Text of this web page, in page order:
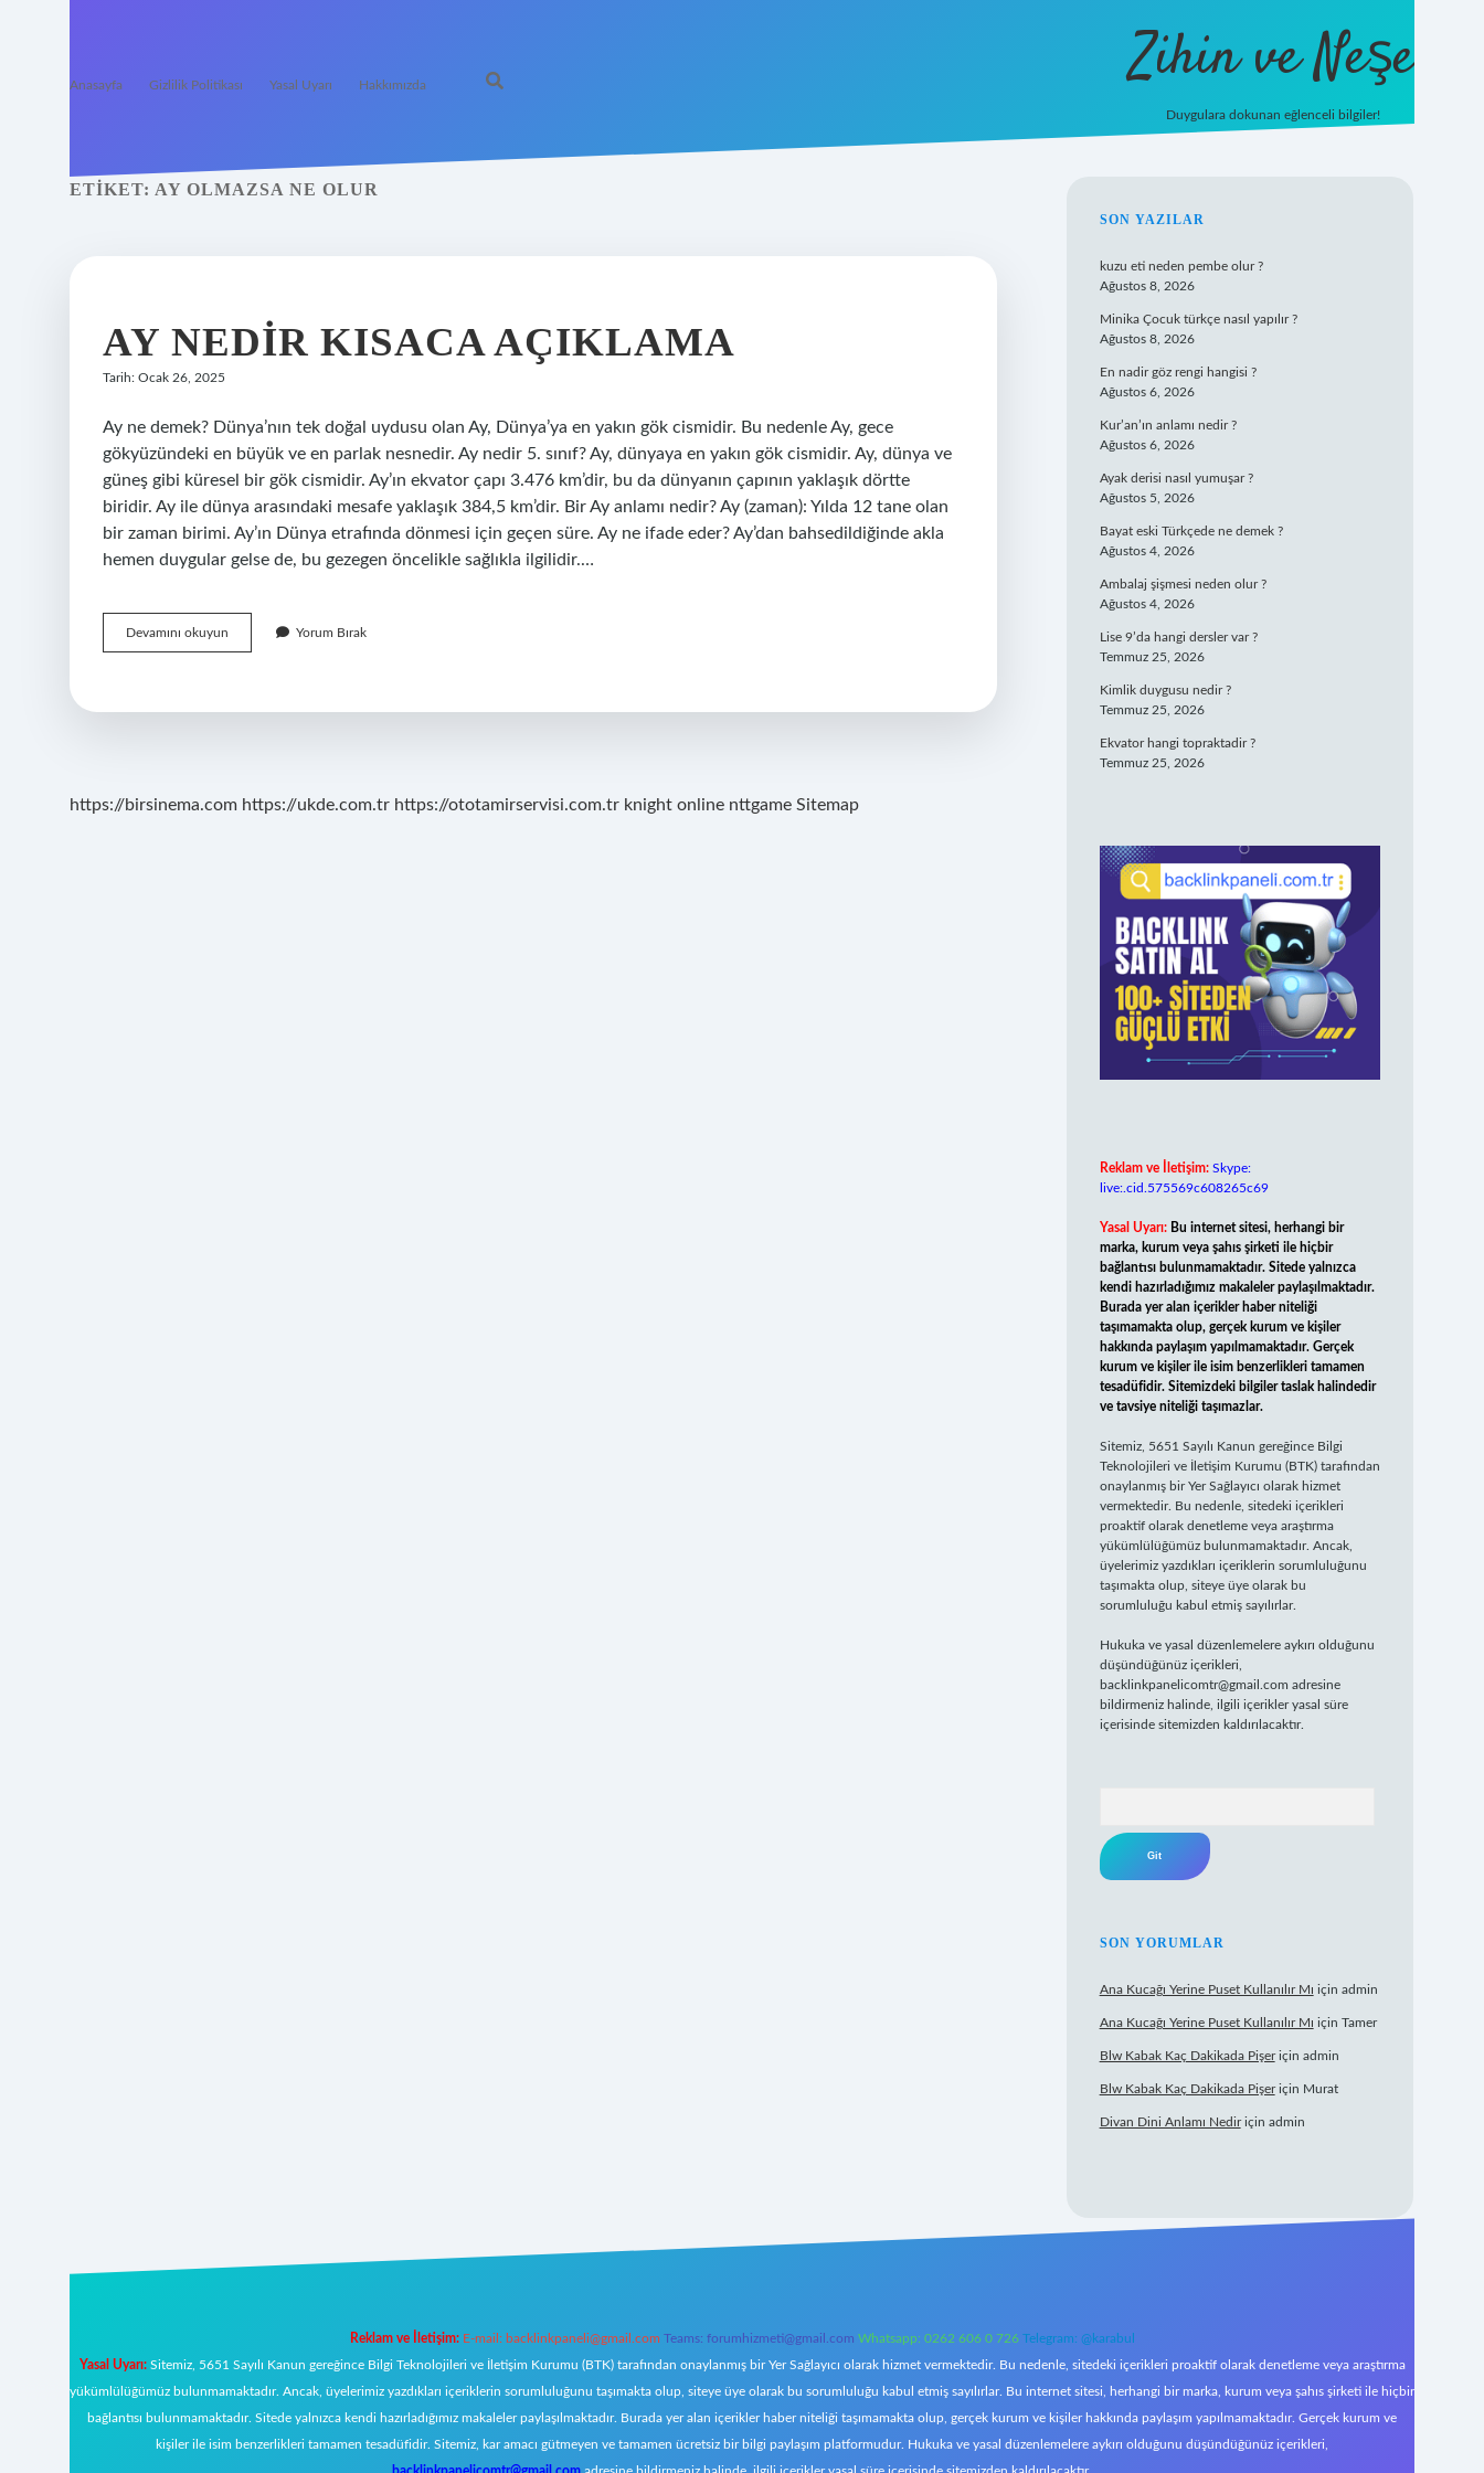
Anasayfa Gizlilik Politikası Yasal Uyarı Hakkımızda Zihin ve Neşe
Duygulara dokunan eğlenceli bilgiler!
ETIKET: AY OLMAZSA NE OLUR
AY NEDIR KISACA AÇIKLAMA
Tarih: Ocak 26, 2025
Ay ne demek? Dünya’nın tek doğal uydusu olan Ay, Dünya’ya en yakın gök cismidir. Bu nedenle Ay, gece
gökyüzündeki en büyük ve en parlak nesnedir. Ay nedir 5. sınıf? Ay, dünyaya en yakın gök cismidir. Ay, dünya ve
güneş gibi küresel bir gök cismidir. Ay’ın ekvator çapı 3.476 km’dir, bu da dünyanın çapının yaklaşık dörtte
biridir. Ay ile dünya arasındaki mesafe yaklaşık 384,5 km’dir. Bir Ay anlamı nedir? Ay (zaman): Yılda 12 tane olan
bir zaman birimi. Ay’ın Dünya etrafında dönmesi için geçen süre. Ay ne ifade eder? Ay’dan bahsedildiğinde akla
hemen duygular gelse de, bu gezegen öncelikle sağlıkla ilgilidir.…
Devamını okuyun
Nedir
Yorum Bırak
https://birsinema.com https://ukde.com.tr https://ototamirservisi.com.tr knight online nttgame Sitemap
SIDEBAR
SON YAZILAR
kuzu eti neden pembe olur ?
Ağustos 8, 2026
Minika Çocuk türkçe nasıl yapılır ?
Ağustos 8, 2026
En nadir göz rengi hangisi ?
Ağustos 6, 2026
Kur’an’ın anlamı nedir ?
Ağustos 6, 2026
Ayak derisi nasıl yumuşar ?
Ağustos 5, 2026
Bayat eski Türkçede ne demek ?
Ağustos 4, 2026
Ambalaj şişmesi neden olur ?
Ağustos 4, 2026
Lise 9’da hangi dersler var ?
Temmuz 25, 2026
Kimlik duygusu nedir ?
Temmuz 25, 2026
Ekvator hangi topraktadir ?
Temmuz 25, 2026
Reklam ve İletişim: Skype:
live:.cid.575569c608265c69
Yasal Uyarı: Bu internet sitesi, herhangi bir
marka, kurum veya şahıs şirketi ile hiçbir
bağlantısı bulunmamaktadır. Sitede yalnızca
kendi hazırladığımız makaleler paylaşılmaktadır.
Burada yer alan içerikler haber niteliği
taşımamakta olup, gerçek kurum ve kişiler
hakkında paylaşım yapılmamaktadır. Gerçek
kurum ve kişiler ile isim benzerlikleri tamamen
tesadüfidir. Sitemizdeki bilgiler taslak halindedir
ve tavsiye niteliği taşımazlar.
Sitemiz, 5651 Sayılı Kanun gereğince Bilgi
Teknolojileri ve İletişim Kurumu (BTK) tarafından
onaylanmış bir Yer Sağlayıcı olarak hizmet
vermektedir. Bu nedenle, sitedeki içerikleri
proaktif olarak denetleme veya araştırma
yükümlülüğümüz bulunmamaktadır. Ancak,
üyelerimiz yazdıkları içeriklerin sorumluluğunu
taşımakta olup, siteye üye olarak bu
sorumluluğu kabul etmiş sayılırlar.
Hukuka ve yasal düzenlemelere aykırı olduğunu
düşündüğünüz içerikleri,
backlinkpanelicomtr@gmail.com adresine
bildirmeniz halinde, ilgili içerikler yasal süre
içerisinde sitemizden kaldırılacaktır.
SON YORUMLAR
Ana Kucağı Yerine Puset Kullanılır Mı için admin
Ana Kucağı Yerine Puset Kullanılır Mı için Tamer
Blw Kabak Kaç Dakikada Pişeriçin admin
Blw Kabak Kaç Dakikada Pişeriçin Murat
Divan Dini Anlamı Nediriçin admin
Reklam ve İletişim: E-mail: backlinkpaneli@gmail.com Teams: forumhizmeti@gmail.com Whatsapp: 0262 606 0 726 Telegram: @karabul
Yasal Uyarı:Sitemiz, 5651 Sayılı Kanun gereğince Bilgi Teknolojileri ve İletişim Kurumu (BTK) tarafından onaylanmış bir Yer Sağlayıcı olarak hizmet vermektedir. Bu nedenle, sitedeki içerikleri proaktif olarak denetleme veya araştırma
yükümlülüğümüz bulunmamaktadır. Ancak, üyelerimiz yazdıkları içeriklerin sorumluluğunu taşımakta olup, siteye üye olarak bu sorumluluğu kabul etmiş sayılırlar. Bu internet sitesi, herhangi bir marka, kurum veya şahıs şirketi ile hiçbir
bağlantısı bulunmamaktadır. Sitede yalnızca kendi hazırladığımız makaleler paylaşılmaktadır. Burada yer alan içerikler haber niteliği taşımamakta olup, gerçek kurum ve kişiler hakkında paylaşım yapılmamaktadır. Gerçek kurum ve
kişiler ile isim benzerlikleri tamamen tesadüfidir. Sitemiz, kar amacı gütmeyen ve tamamen ücretsiz bir bilgi paylaşım platformudur. Hukuka ve yasal düzenlemelere aykırı olduğunu düşündüğünüz içerikleri,